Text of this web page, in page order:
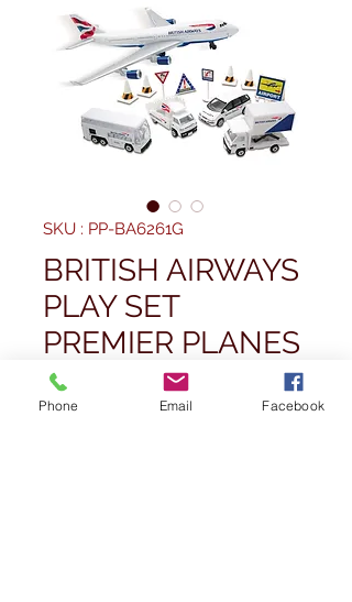
SKU : PP-BA6261G
BRITISH AIRWAYS
PLAY SET
PREMIER PLANES
22,99 £GB Prix
Phone Email Facebook